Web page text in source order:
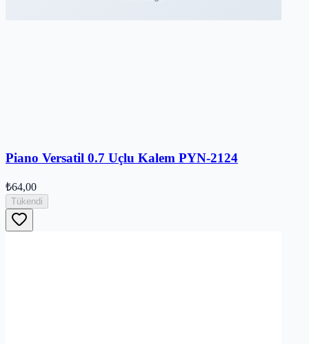
Piano Versatil 0.7 Uçlu Kalem PYN-2124
₺64,00
Tükendi